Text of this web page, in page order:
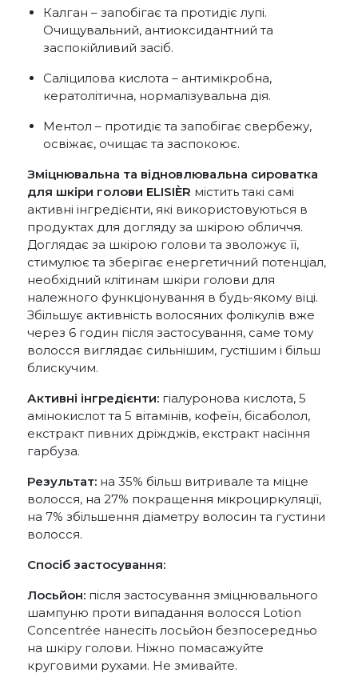
Калган – запобігає та протидіє лупі.
Очищувальний, антиоксидантний та
заспокійливий засіб.
Саліцилова кислота – антимікробна,
кератолітична, нормалізувальна дія.
Ментол – протидіє та запобігає свербежу,
освіжає, очищає та заспокоює.
Зміцнювальна та відновлювальна сироватка
для шкіри голови ELISIÈR містить такі самі
активні інгредієнти, які використовуються в
продуктах для догляду за шкірою обличчя.
Доглядає за шкірою голови та зволожує її,
стимулює та зберігає енергетичний потенціал,
необхідний клітинам шкіри голови для
належного функціонування в будь-якому віці.
Збільшує активність волосяних фолікулів вже
через 6 годин після застосування, саме тому
волосся виглядає сильнішим, густішим і більш
блискучим.
Активні інгредієнти: гіалуронова кислота, 5
амінокислот та 5 вітамінів, кофеїн, бісаболол,
екстракт пивних дріжджів, екстракт насіння
гарбуза.
Результат: на 35% більш витривале та міцне
волосся, на 27% покращення мікроциркуляції,
на 7% збільшення діаметру волосин та густини
волосся.
Спосіб застосування:
Лосьйон: після застосування зміцнювального
шампуню проти випадання волосся Lotion
Concentrée нанесіть лосьйон безпосередньо
на шкіру голови. Ніжно помасажуйте
круговими рухами. Не змивайте.